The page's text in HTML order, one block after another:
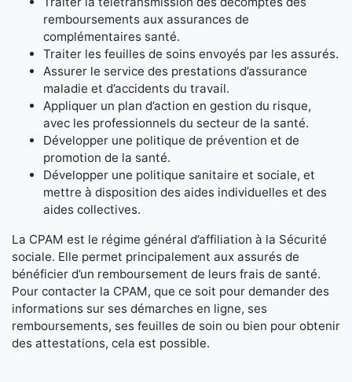
remboursements aux assurances de
complémentaires santé.
Traiter les feuilles de soins envoyés par les assurés.
Assurer le service des prestations d’assurance
maladie et d’accidents du travail.
Appliquer un plan d’action en gestion du risque,
avec les professionnels du secteur de la santé.
Développer une politique de prévention et de
promotion de la santé.
Développer une politique sanitaire et sociale, et
mettre à disposition des aides individuelles et des
aides collectives.
La CPAM est le régime général d’affiliation à la Sécurité
sociale. Elle permet principalement aux assurés de
bénéficier d’un remboursement de leurs frais de santé.
Pour contacter la CPAM, que ce soit pour demander des
informations sur ses démarches en ligne, ses
remboursements, ses feuilles de soin ou bien pour obtenir
des attestations, cela est possible.